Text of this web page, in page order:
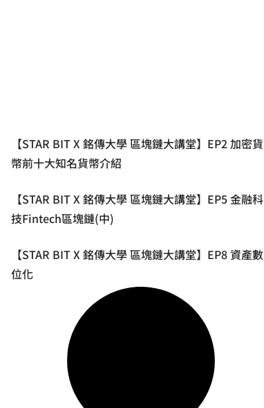
【STAR BIT X 銘傳大學 區塊鏈大講堂】EP2 加密貨
幣前十大知名貨幣介紹
【STAR BIT X 銘傳大學 區塊鏈大講堂】EP5 金融科
技Fintech區塊鏈(中)
【STAR BIT X 銘傳大學 區塊鏈大講堂】EP8 資產數
位化